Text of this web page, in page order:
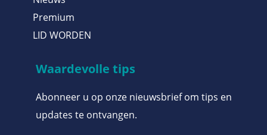
Premium
LID WORDEN
Waardevolle tips
Abonneer u op onze nieuwsbrief om tips en
updates te ontvangen.